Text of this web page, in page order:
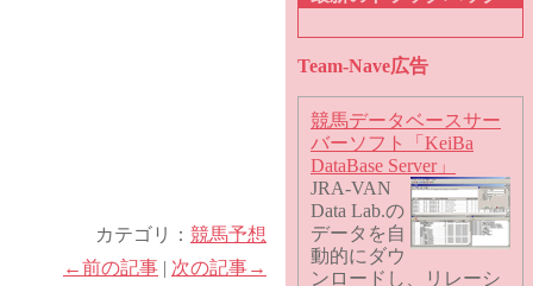
カテゴリ： 競馬予想
←前の記事 | 次の記事→
Team-Nave広告
競馬データベースサー
バーソフト「KeiBa
DataBase Server」
JRA-VAN
Data Lab.の
データを自
動的にダウ
ンロードし、リレーシ